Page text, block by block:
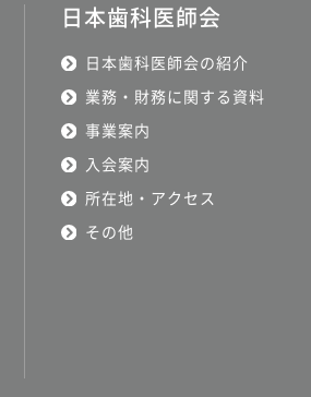
日本歯科医師会
日本歯科医師会の紹介
業務・財務に関する資料
事業案内
入会案内
所在地・アクセス
その他